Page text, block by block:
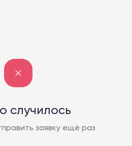
случилось
заявку ещё раз